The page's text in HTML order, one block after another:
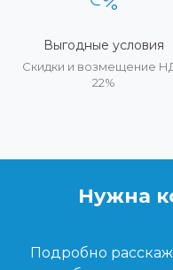
Выгодные условия
Скидки и возмещение
22%
Нужна
Подробно